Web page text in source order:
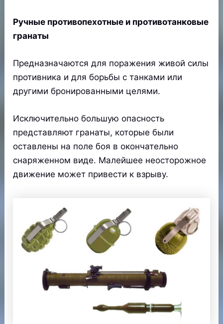
Ручные противопехотные и противотанковые
гранаты
Предназначаются для поражения живой силы
противника и для борьбы с танками или
другими бронированными целями.
Исключительно большую опасность
представляют гранаты, которые были
оставлены на поле боя в окончательно
снаряженном виде. Малейшее неосторожное
движение может привести к взрыву.